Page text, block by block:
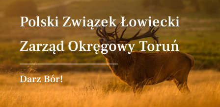
Polski Związek Łowiecki
Zarząd Okręgowy Toruń
Darz Bór!